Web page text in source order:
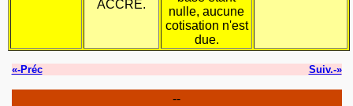
ACCRE.
nulle, aucune
cotisation n'est
due.
«-Préc Suiv.-»
--